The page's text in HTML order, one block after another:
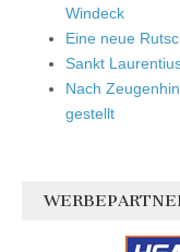
Windeck
Eine neue
Sankt
Nach
gestellt